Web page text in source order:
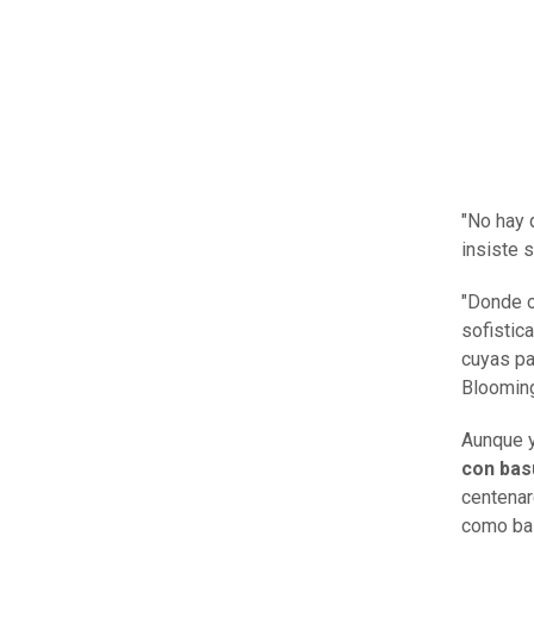
"No hay
insiste
"Donde
cuyas
Aunque
con
como